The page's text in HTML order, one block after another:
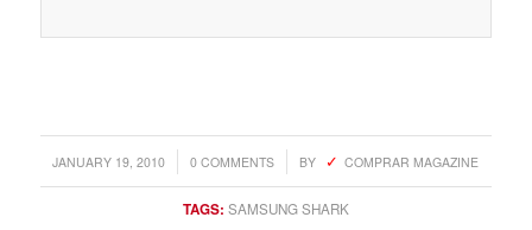
JANUARY 19, 2010
/ 0 COMMENTS
/ BY COMPRAR MAGAZINE
TAGS: SAMSUNG SHARK